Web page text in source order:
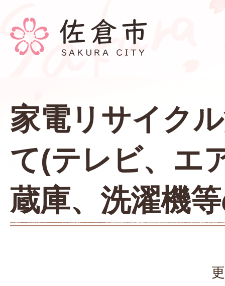
家電リサイク
て(テレビ、エ
蔵庫、洗濯機